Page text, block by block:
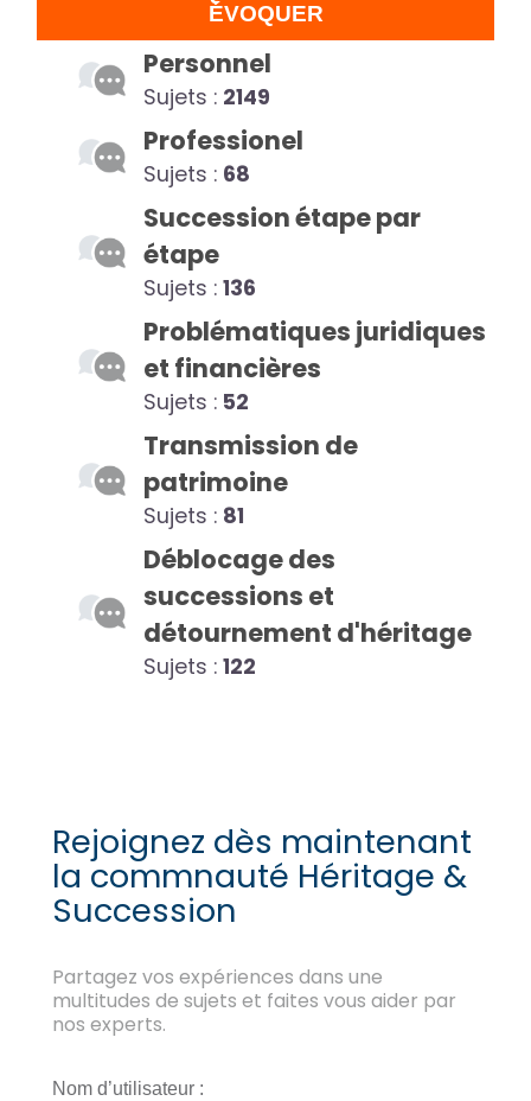
ÉVOQUER
Personnel
Sujets : 2149
Professionel
Sujets : 68
Succession étape par
étape
Sujets : 136
Problématiques juridiques
et financières
Sujets : 52
Transmission de
patrimoine
Sujets : 81
Déblocage des
successions et
détournement d'héritage
Sujets : 122
Rejoignez dès maintenant
la commnauté Héritage &
Succession
Partagez vos expériences dans une
multitudes de sujets et faites vous aider par
nos experts.
Nom d’utilisateur :